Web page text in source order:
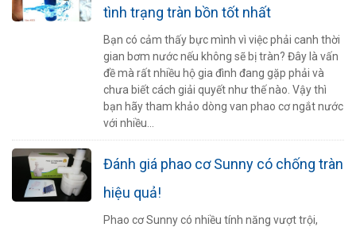
tình trạng tràn bồn tốt nhất
Bạn có cảm thấy bực mình vì việc phải canh thời
gian bơm nước nếu không sẽ bị tràn? Đây là vấn
đề mà rất nhiều hộ gia đình đang gặp phải và
chưa biết cách giải quyết như thế nào. Vậy thì
bạn hãy tham khảo dòng van phao cơ ngắt nước
với nhiều...
Đánh giá phao cơ Sunny có chống tràn
hiệu quả!
Phao cơ Sunny có nhiều tính năng vượt trội,